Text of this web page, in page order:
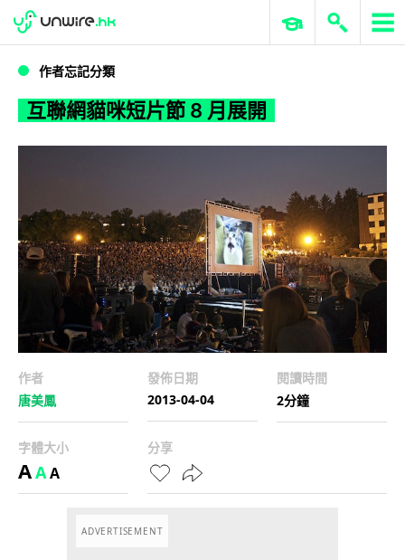
互聯網貓咪短片節 8 月展開
WWDC 2026 ERP 與商業 AI
作者忘記分類
互聯網貓咪短片節 8 月展開
作者
唐美鳳
發佈日期
2013-04-04
閱讀時間
2分鐘
字體大小
AAA
分享
ADVERTISEMENT